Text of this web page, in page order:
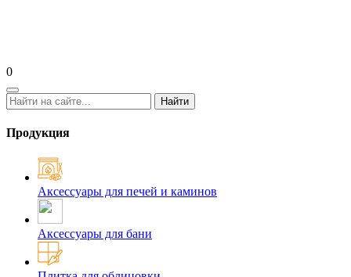
0
Найти
Продукция
Аксессуары для печей и каминов
Аксессуары для бани